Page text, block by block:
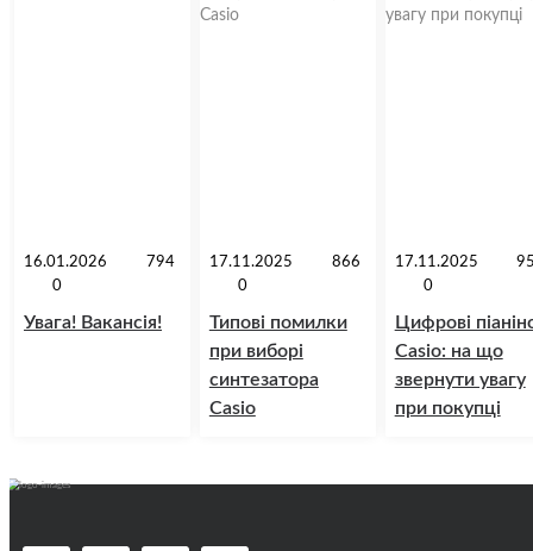
Увага! Вакансія!
16.01.2026
794
0
Типові помилки
при виборі
синтезатора
Casio
17.11.2025
866
0
Цифрові
Casio: на що
звернути увагу
при покупці
17.11.2025
0